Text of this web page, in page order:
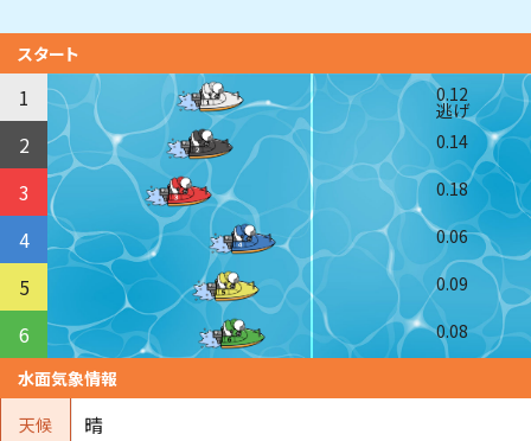
スタート
1 0.12
逃げ
2 0.14
3 0.18
4 0.06
5 0.09
6
0.08
水面気象情報
天候
晴